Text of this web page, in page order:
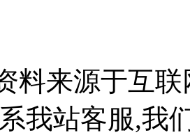
料来源于互
我站客服,我